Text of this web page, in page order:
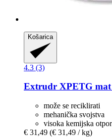
Košarica
4.3 (3)
Extrudr XPETG mat
može se reciklirati
mehanička svojstva
visoka kemijska
€ 31,49 (€ 31,49 / kg)